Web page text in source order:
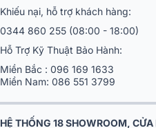
Khiếu nại, hỗ trợ khách hàng:
0344 860 255 (08:00 - 18:00)
Hỗ Trợ Kỹ Thuật Bảo Hành:
Miền Bắc : 096 169 1633
Miền Nam: 086 551 3799
HỆ THỐNG 18 SHOWROOM,